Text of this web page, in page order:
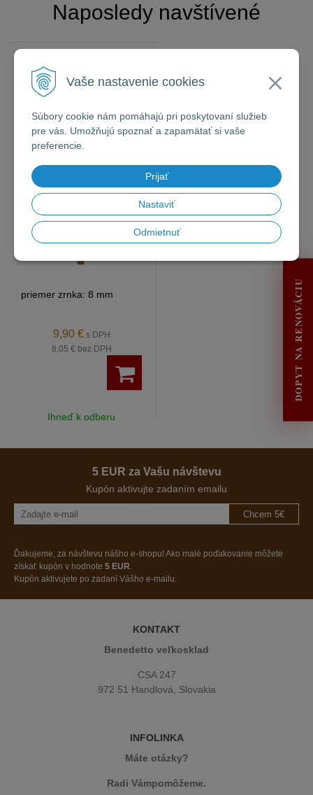
Vaše nastavenie cookies
Súbory cookie nám pomáhajú pri poskytovaní služieb
pre vás. Umožňujú spoznať a zapamätať si vaše
preferencie.
Prijať
Nastaviť
Odmietnuť
DOPYT NA RENOVÁCIU
Naposledy navštívené
Ruženec z olivového
dreva
priemer zrnka: 8 mm
9,90 € s DPH
8,05 € bez DPH
Ihneď k odberu
5 EUR za Vašu návštevu
Kupón aktivujte zadaním emailu
Chcem 5€
Ďakujeme, za návštevu nášho e-shopu! Ako malé poďakovanie môžete
získať kupón v hodnote 5 EUR.
Kupón aktivujete po zadaní Vášho e-mailu.
KONTAKT
Benedetto veľkosklad
CSA 247
972 51 Handlová, Slovakia
INFOLINKA
Máte otázky?
Radi Vámpomôžeme.